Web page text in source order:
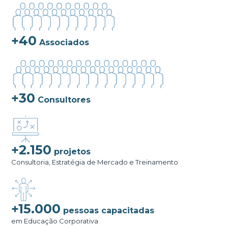
+40 Associados
+30 Consultores
+2.150 projetos
Consultoria, Estratégia de Mercado e Treinamento
+15.000 pessoas capacitadas
em Educação Corporativa